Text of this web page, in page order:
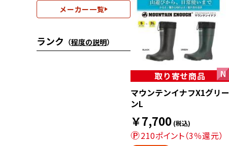
メーカー一覧
ランク （程度の説明）
取り寄せ商品
マウンテンイナフX1グリー
ンL
￥7,700 (税込)
210ポイント（3％還元）